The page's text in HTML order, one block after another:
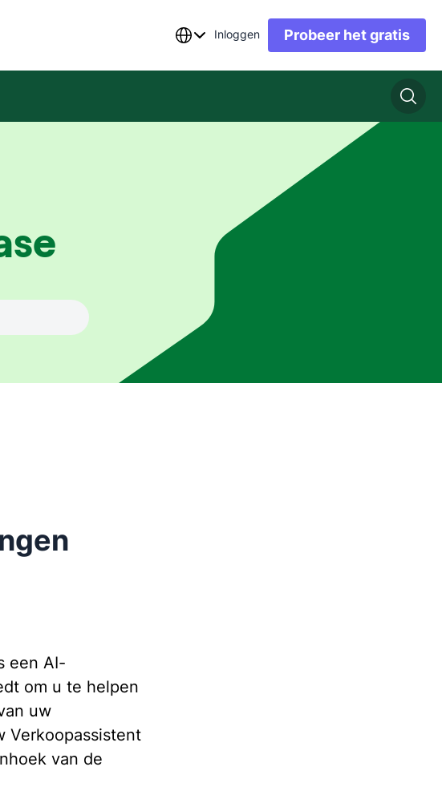
Inloggen Probeer het gratis
van een persoon. De tekst kan onnauwkeurigheden of
een AI-
om u te helpen
uw
Verkoopassistent
van de